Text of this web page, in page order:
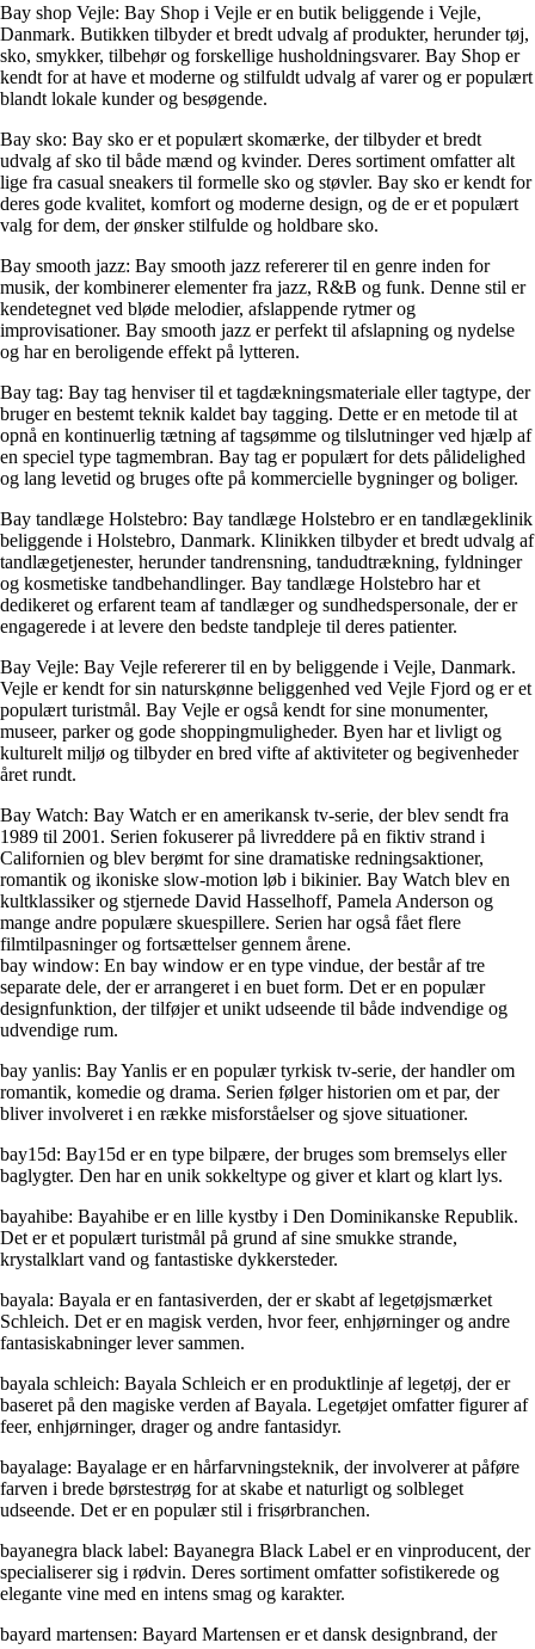
Bay shop Vejle: Bay Shop i Vejle er en butik beliggende i Vejle,
Danmark. Butikken tilbyder et bredt udvalg af produkter, herunder tøj,
sko, smykker, tilbehør og forskellige husholdningsvarer. Bay Shop er
kendt for at have et moderne og stilfuldt udvalg af varer og er populært
blandt lokale kunder og besøgende.
Bay sko: Bay sko er et populært skomærke, der tilbyder et bredt
udvalg af sko til både mænd og kvinder. Deres sortiment omfatter alt
lige fra casual sneakers til formelle sko og støvler. Bay sko er kendt for
deres gode kvalitet, komfort og moderne design, og de er et populært
valg for dem, der ønsker stilfulde og holdbare sko.
Bay smooth jazz: Bay smooth jazz refererer til en genre inden for
musik, der kombinerer elementer fra jazz, R&B og funk. Denne stil er
kendetegnet ved bløde melodier, afslappende rytmer og
improvisationer. Bay smooth jazz er perfekt til afslapning og nydelse
og har en beroligende effekt på lytteren.
Bay tag: Bay tag henviser til et tagdækningsmateriale eller tagtype, der
bruger en bestemt teknik kaldet bay tagging. Dette er en metode til at
opnå en kontinuerlig tætning af tagsømme og tilslutninger ved hjælp af
en speciel type tagmembran. Bay tag er populært for dets pålidelighed
og lang levetid og bruges ofte på kommercielle bygninger og boliger.
Bay tandlæge Holstebro: Bay tandlæge Holstebro er en tandlægeklinik
beliggende i Holstebro, Danmark. Klinikken tilbyder et bredt udvalg af
tandlægetjenester, herunder tandrensning, tandudtrækning, fyldninger
og kosmetiske tandbehandlinger. Bay tandlæge Holstebro har et
dedikeret og erfarent team af tandlæger og sundhedspersonale, der er
engagerede i at levere den bedste tandpleje til deres patienter.
Bay Vejle: Bay Vejle refererer til en by beliggende i Vejle, Danmark.
Vejle er kendt for sin naturskønne beliggenhed ved Vejle Fjord og er et
populært turistmål. Bay Vejle er også kendt for sine monumenter,
museer, parker og gode shoppingmuligheder. Byen har et livligt og
kulturelt miljø og tilbyder en bred vifte af aktiviteter og begivenheder
året rundt.
Bay Watch: Bay Watch er en amerikansk tv-serie, der blev sendt fra
1989 til 2001. Serien fokuserer på livreddere på en fiktiv strand i
Californien og blev berømt for sine dramatiske redningsaktioner,
romantik og ikoniske slow-motion løb i bikinier. Bay Watch blev en
kultklassiker og stjernede David Hasselhoff, Pamela Anderson og
mange andre populære skuespillere. Serien har også fået flere
filmtilpasninger og fortsættelser gennem årene.
bay window: En bay window er en type vindue, der består af tre
separate dele, der er arrangeret i en buet form. Det er en populær
designfunktion, der tilføjer et unikt udseende til både indvendige og
udvendige rum.
bay yanlis: Bay Yanlis er en populær tyrkisk tv-serie, der handler om
romantik, komedie og drama. Serien følger historien om et par, der
bliver involveret i en række misforståelser og sjove situationer.
bay15d: Bay15d er en type bilpære, der bruges som bremselys eller
baglygter. Den har en unik sokkeltype og giver et klart og klart lys.
bayahibe: Bayahibe er en lille kystby i Den Dominikanske Republik.
Det er et populært turistmål på grund af sine smukke strande,
krystalklart vand og fantastiske dykkersteder.
bayala: Bayala er en fantasiverden, der er skabt af legetøjsmærket
Schleich. Det er en magisk verden, hvor feer, enhjørninger og andre
fantasiskabninger lever sammen.
bayala schleich: Bayala Schleich er en produktlinje af legetøj, der er
baseret på den magiske verden af Bayala. Legetøjet omfatter figurer af
feer, enhjørninger, drager og andre fantasidyr.
bayalage: Bayalage er en hårfarvningsteknik, der involverer at påføre
farven i brede børstestrøg for at skabe et naturligt og solbleget
udseende. Det er en populær stil i frisørbranchen.
bayanegra black label: Bayanegra Black Label er en vinproducent, der
specialiserer sig i rødvin. Deres sortiment omfatter sofistikerede og
elegante vine med en intens smag og karakter.
bayard martensen: Bayard Martensen er et dansk designbrand, der